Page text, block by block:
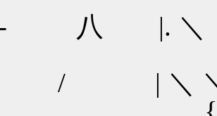
‐- 八 |. ＼
/ | ＼